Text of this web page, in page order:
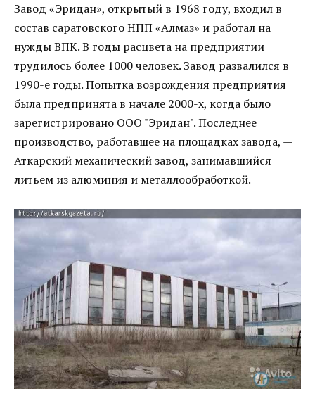
Завод «Эридан», открытый в 1968 году, входил в
состав саратовского НПП «Алмаз» и работал на
нужды ВПК. В годы расцвета на предприятии
трудилось более 1000 человек. Завод развалился в
1990-е годы. Попытка возрождения предприятия
была предпринята в начале 2000-х, когда было
зарегистрировано ООО "Эридан". Последнее
производство, работавшее на площадках завода, —
Аткарский механический завод, занимавшийся
литьем из алюминия и металлообработкой.